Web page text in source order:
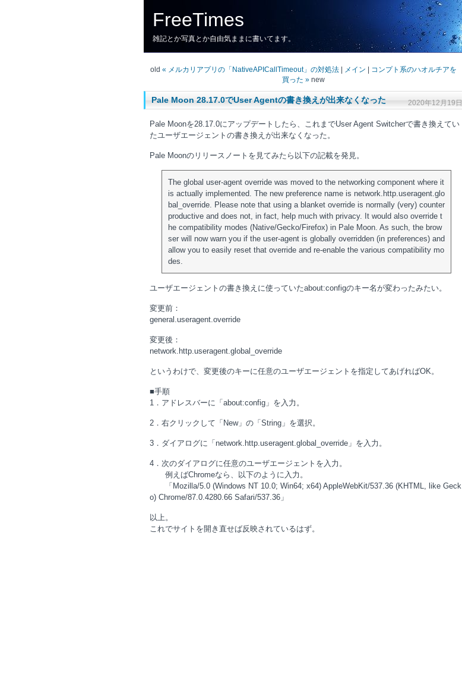
FreeTimes
雑記とか写真とか自由気ままに書いてます。
old « メルカリアプリの「NativeAPICallTimeout」の対処法 メイン
コンプト系のハオルチアを
買った » new
Pale Moon 28.17.0でUser Agentの書き換えが出来なくなった 2020年12月19日
Pale Moonを28.17.0にアップデートしたら、これまでUser Agent Switcherで書き換えてい
たユーザエージェントの書き換えが出来なくなった。
Pale Moonのリリースノートを見てみたら以下の記載を発見。
The global user-agent override was moved to the networking component where it
is actually implemented. The new preference name is network.http.useragent.glo
bal_override. Please note that using a blanket override is normally (very) counter
productive and does not, in fact, help much with privacy. It would also override t
he compatibility modes (Native/Gecko/Firefox) in Pale Moon. As such, the brow
ser will now warn you if the user-agent is globally overridden (in preferences) and
allow you to easily reset that override and re-enable the various compatibility mo
des.
ユーザエージェントの書き換えに使っていたabout:configのキー名が変わったみたい。
変更前：
general.useragent.override
変更後：
network.http.useragent.global_override
というわけで、変更後のキーに任意のユーザエージェントを指定してあげればOK。
■手順
1．アドレスバーに「about:config」を入力。
2．右クリックして「New」の「String」を選択。
3．ダイアログに「network.http.useragent.global_override」を入力。
4．次のダイアログに任意のユーザエージェントを入力。
例えばChromeなら、以下のように入力。
「Mozilla/5.0 (Windows NT 10.0; Win64; x64) AppleWebKit/537.36 (KHTML, like Geck
o) Chrome/87.0.4280.66 Safari/537.36」
以上。
これでサイトを開き直せば反映されているはず。